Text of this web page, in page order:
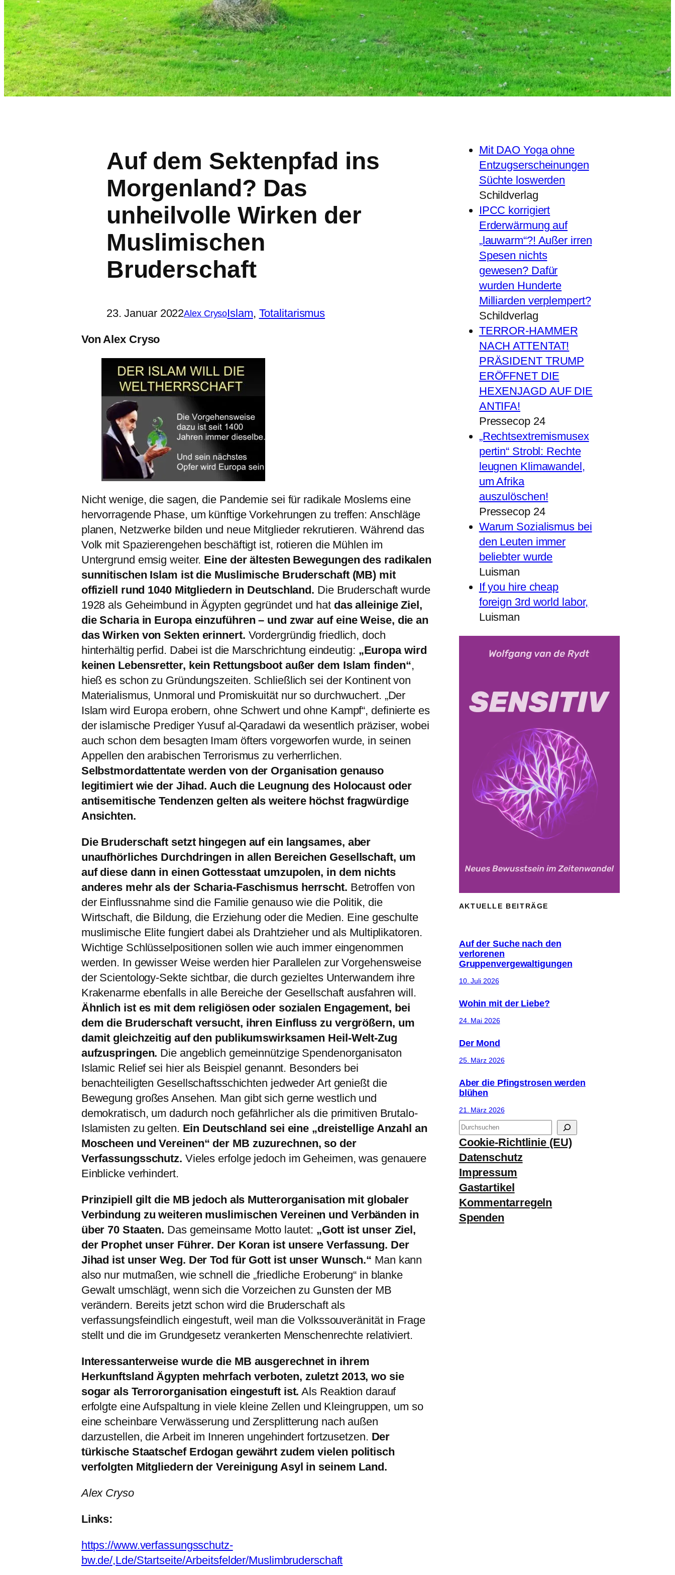
Auf dem Sektenpfad ins
Morgenland? Das
unheilvolle Wirken der
Muslimischen
Bruderschaft
23. Januar 2022Alex CrysoIslam, Totalitarismus
Von Alex Cryso
Nicht wenige, die sagen, die Pandemie sei für radikale Moslems eine
hervorragende Phase, um künftige Vorkehrungen zu treffen: Anschläge
planen, Netzwerke bilden und neue Mitglieder rekrutieren. Während das
Volk mit Spazierengehen beschäftigt ist, rotieren die Mühlen im
Untergrund emsig weiter. Eine der ältesten Bewegungen des radikalen
sunnitischen Islam ist die Muslimische Bruderschaft (MB) mit
offiziell rund 1040 Mitgliedern in Deutschland. Die Bruderschaft wurde
1928 als Geheimbund in Ägypten gegründet und hat das alleinige Ziel,
die Scharia in Europa einzuführen – und zwar auf eine Weise, die an
das Wirken von Sekten erinnert. Vordergründig friedlich, doch
hinterhältig perfid. Dabei ist die Marschrichtung eindeutig: „Europa wird
keinen Lebensretter, kein Rettungsboot außer dem Islam finden“,
hieß es schon zu Gründungszeiten. Schließlich sei der Kontinent von
Materialismus, Unmoral und Promiskuität nur so durchwuchert. „Der
Islam wird Europa erobern, ohne Schwert und ohne Kampf“, definierte es
der islamische Prediger Yusuf al-Qaradawi da wesentlich präziser, wobei
auch schon dem besagten Imam öfters vorgeworfen wurde, in seinen
Appellen den arabischen Terrorismus zu verherrlichen.
Selbstmordattentate werden von der Organisation genauso
legitimiert wie der Jihad. Auch die Leugnung des Holocaust oder
antisemitische Tendenzen gelten als weitere höchst fragwürdige
Ansichten.
Die Bruderschaft setzt hingegen auf ein langsames, aber
unaufhörliches Durchdringen in allen Bereichen Gesellschaft, um
auf diese dann in einen Gottesstaat umzupolen, in dem nichts
anderes mehr als der Scharia-Faschismus herrscht. Betroffen von
der Einflussnahme sind die Familie genauso wie die Politik, die
Wirtschaft, die Bildung, die Erziehung oder die Medien. Eine geschulte
muslimische Elite fungiert dabei als Drahtzieher und als Multiplikatoren.
Wichtige Schlüsselpositionen sollen wie auch immer eingenommen
werden. In gewisser Weise werden hier Parallelen zur Vorgehensweise
der Scientology-Sekte sichtbar, die durch gezieltes Unterwandern ihre
Krakenarme ebenfalls in alle Bereiche der Gesellschaft ausfahren will.
Ähnlich ist es mit dem religiösen oder sozialen Engagement, bei
dem die Bruderschaft versucht, ihren Einfluss zu vergrößern, um
damit gleichzeitig auf den publikumswirksamen Heil-Welt-Zug
aufzuspringen. Die angeblich gemeinnützige Spendenorganisaton
Islamic Relief sei hier als Beispiel genannt. Besonders bei
benachteiligten Gesellschaftsschichten jedweder Art genießt die
Bewegung großes Ansehen. Man gibt sich gerne westlich und
demokratisch, um dadurch noch gefährlicher als die primitiven Brutalo-
Islamisten zu gelten. Ein Deutschland sei eine „dreistellige Anzahl an
Moscheen und Vereinen“ der MB zuzurechnen, so der
Verfassungsschutz. Vieles erfolge jedoch im Geheimen, was genauere
Einblicke verhindert.
Prinzipiell gilt die MB jedoch als Mutterorganisation mit globaler
Verbindung zu weiteren muslimischen Vereinen und Verbänden in
über 70 Staaten. Das gemeinsame Motto lautet: „Gott ist unser Ziel,
der Prophet unser Führer. Der Koran ist unsere Verfassung. Der
Jihad ist unser Weg. Der Tod für Gott ist unser Wunsch.“ Man kann
also nur mutmaßen, wie schnell die „friedliche Eroberung“ in blanke
Gewalt umschlägt, wenn sich die Vorzeichen zu Gunsten der MB
verändern. Bereits jetzt schon wird die Bruderschaft als
verfassungsfeindlich eingestuft, weil man die Volkssouveränität in Frage
stellt und die im Grundgesetz verankerten Menschenrechte relativiert.
Interessanterweise wurde die MB ausgerechnet in ihrem
Herkunftsland Ägypten mehrfach verboten, zuletzt 2013, wo sie
sogar als Terrororganisation eingestuft ist. Als Reaktion darauf
erfolgte eine Aufspaltung in viele kleine Zellen und Kleingruppen, um so
eine scheinbare Verwässerung und Zersplitterung nach außen
darzustellen, die Arbeit im Inneren ungehindert fortzusetzen. Der
türkische Staatschef Erdogan gewährt zudem vielen politisch
verfolgten Mitgliedern der Vereinigung Asyl in seinem Land.
Alex Cryso
Links:
https://www.verfassungsschutz-
bw.de/,Lde/Startseite/Arbeitsfelder/Muslimbruderschaft
Mit DAO Yoga ohne
Entzugserscheinungen
Süchte loswerden
Schildverlag
IPCC korrigiert
Erderwärmung auf
„lauwarm“?! Außer irren
Spesen nichts
gewesen? Dafür
wurden Hunderte
Milliarden verplempert?
Schildverlag
TERROR-HAMMER
NACH ATTENTAT!
PRÄSIDENT TRUMP
ERÖFFNET DIE
HEXENJAGD AUF DIE
ANTIFA!
Pressecop 24
„Rechtsextremismusex
pertin“ Strobl: Rechte
leugnen Klimawandel,
um Afrika
auszulöschen!
Pressecop 24
Warum Sozialismus bei
den Leuten immer
beliebter wurde
Luisman
If you hire cheap
foreign 3rd world labor,
Luisman
AKTUELLE BEITRÄGE
Auf der Suche nach den
verlorenen
Gruppenvergewaltigungen
10. Juli 2026
Wohin mit der Liebe?
24. Mai 2026
Der Mond
25. März 2026
Aber die Pfingstrosen werden
blühen
21. März 2026
S
u
c
h
e
n
Cookie-Richtlinie (EU)
Datenschutz
Impressum
Gastartikel
Kommentarregeln
Spenden